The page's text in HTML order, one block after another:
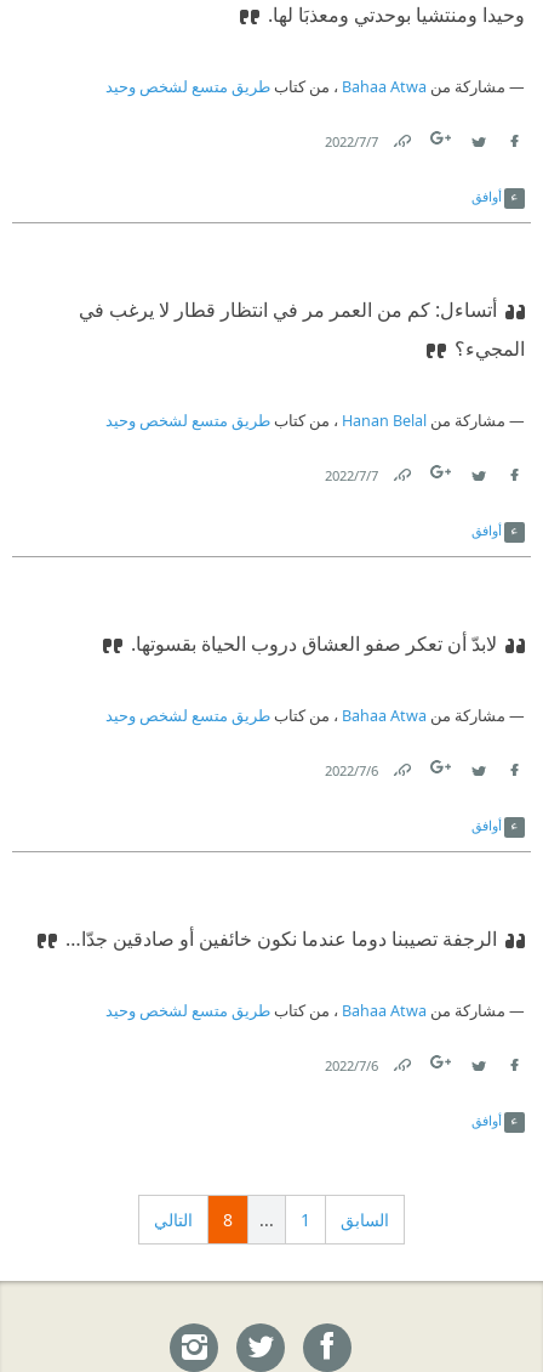
وحيدا ومنتشيا بوحدتي ومعذبَا لها.
مشاركة من Bahaa Atwa ، من كتابطريق متسع لشخص وحيد
7‏/7‏/2022
أوافق
أتساءل: كم من العمر مر في انتظار قطار لا يرغب في
المجيء؟
مشاركة من Hanan Belal ، من كتابطريق متسع لشخص وحيد
7‏/7‏/2022
أوافق
لابدّ أن تعكر صفو العشاق دروب الحياة بقسوتها.
مشاركة من Bahaa Atwa ، من كتابطريق متسع لشخص وحيد
6‏/7‏/2022
أوافق
الرجفة تصيبنا دوما عندما نكون خائفين أو صادقين جدّا…
مشاركة من Bahaa Atwa ، من كتابطريق متسع لشخص وحيد
6‏/7‏/2022
أوافق
السابق 1
...
8 التالي